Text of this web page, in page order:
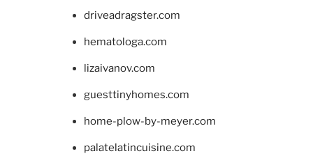
driveadragster.com
hematologa.com
lizaivanov.com
guesttinyhomes.com
home-plow-by-meyer.com
palatelatincuisine.com